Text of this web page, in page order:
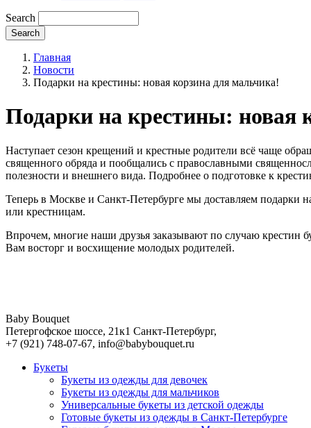
Search
Главная
Новости
Подарки на крестины: новая корзина для мальчика!
Подарки на крестины: новая
Наступает сезон крещений и крестные родители всё чаще
священного обряда и пообщались с православными
полезности и внешнего вида. Подробнее о подготовке к
Теперь в Москве и Санкт-Петербурге мы доставляем подарки
или крестницам.
Впрочем, многие наши друзья заказывают по случаю крестин
Вам восторг и восхищение молодых родителей.
Baby Bouquet
Петергофское шоссе, 21к1 Санкт-Петербург,
+7 (921) 748-07-67, info@babybouquet.ru
Букеты
Букеты из одежды для девочек
Букеты из одежды для мальчиков
Универсальные букеты из детской одежды
Готовые букеты из одежды в Санкт-Петербурге